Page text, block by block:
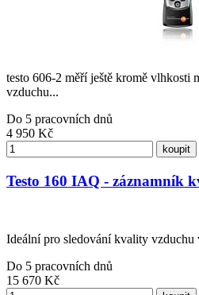
testo 606-2 měří ještě kromě vlhkosti
vzduchu...
Do 5 pracovních dnů
4 950 Kč
koupit
Testo 160 IAQ - záznamník
Ideální pro sledování kvality
Do 5 pracovních dnů
15 670 Kč